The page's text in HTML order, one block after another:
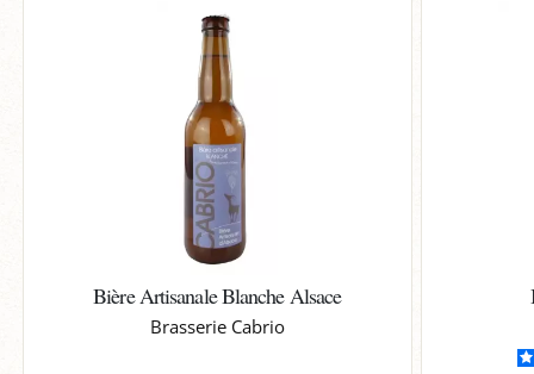
Bière Artisanale Blanche Alsace
Brasserie Cabrio